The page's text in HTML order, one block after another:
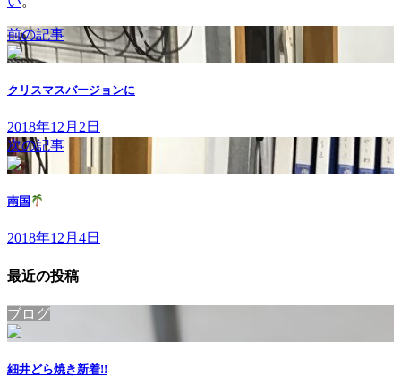
前の記事
クリスマスバージョンに
2018年12月2日
次の記事
南国
2018年12月4日
最近の投稿
ブログ
細井どら焼き新着!!